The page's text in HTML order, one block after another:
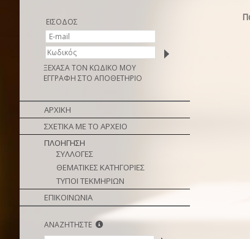
ΕΙΣΟΔΟΣ
ΞΕΧΑΣΑ ΤΟΝ ΚΩΔΙΚΟ ΜΟΥ
ΕΓΓΡΑΦΗ ΣΤΟ ΑΠΟΘΕΤΗΡΙΟ
ΑΡΧΙΚΗ
ΣΧΕΤΙΚΑ ΜΕ ΤΟ ΑΡΧΕΙΟ
ΠΛΟΗΓΗΣΗ
ΣΥΛΛΟΓΕΣ
ΘΕΜΑΤΙΚΕΣ ΚΑΤΗΓΟΡΙΕΣ
ΤΥΠΟΙ ΤΕΚΜΗΡΙΩΝ
ΕΠΙΚΟΙΝΩΝΙΑ
ΑΝΑΖΗΤΗΣΤΕ